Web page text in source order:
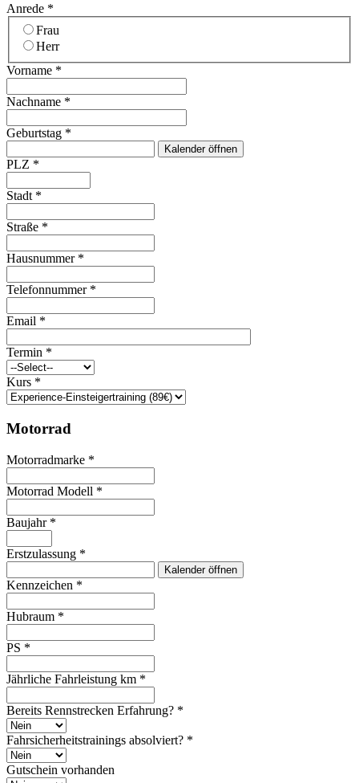
Anrede *
Frau
Herr
Vorname *
Nachname *
Geburtstag *
Kalender öffnen
PLZ *
Stadt *
Straße *
Hausnummer *
Telefonnummer *
Email *
Termin *
Kurs *
Motorrad
Motorradmarke *
Motorrad Modell *
Baujahr *
Erstzulassung *
Kalender öffnen
Kennzeichen *
Hubraum *
PS *
Jährliche Fahrleistung km *
Bereits Rennstrecken Erfahrung? *
Fahrsicherheitstrainings absolviert? *
Gutschein vorhanden